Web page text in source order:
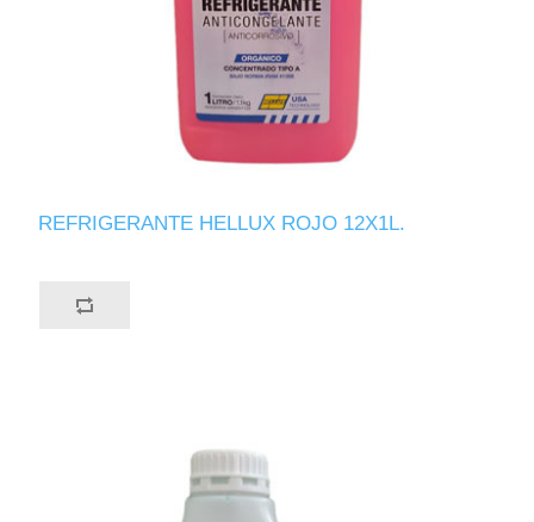
REFRIGERANTE HELLUX ROJO 12X1L.